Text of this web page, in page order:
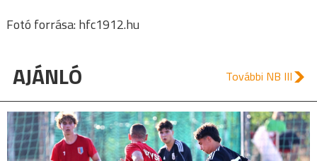
Fotó forrása: hfc1912.hu
AJÁNLÓ További NB III